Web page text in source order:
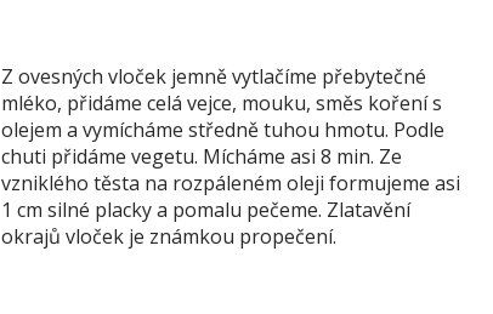
Z ovesných vloček jemně vytlačíme přebytečné
mléko, přidáme celá vejce, mouku, směs koření s
olejem a vymícháme středně tuhou hmotu. Podle
chuti přidáme vegetu. Mícháme asi 8 min. Ze
vzniklého těsta na rozpáleném oleji formujeme asi
1 cm silné placky a pomalu pečeme. Zlatavění
okrajů vloček je známkou propečení.